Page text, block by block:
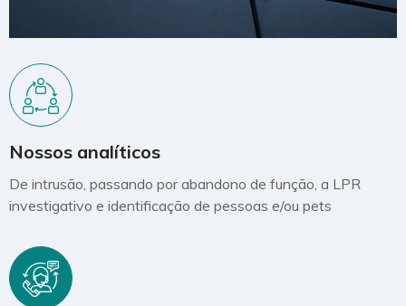
Nossos analíticos
De intrusão, passando por abandono de função, a LPR
investigativo e identificação de pessoas e/ou pets